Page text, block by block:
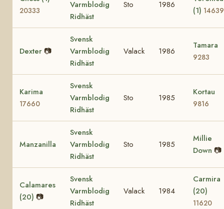
20333
Varmblodig
Ridhäst
Sto 1986
(1) 14639
Dexter 📷
Svensk
Varmblodig
Ridhäst
Valack 1986
Tamara
9283
Karima
17660
Svensk
Varmblodig
Ridhäst
Sto 1985
Kortau
9816
Manzanilla
Svensk
Varmblodig
Ridhäst
Sto 1985
Millie
Down 📷
Calamares
(20) 📷
Svensk
Varmblodig
Ridhäst
Valack 1984
Carmira
(20)
11620